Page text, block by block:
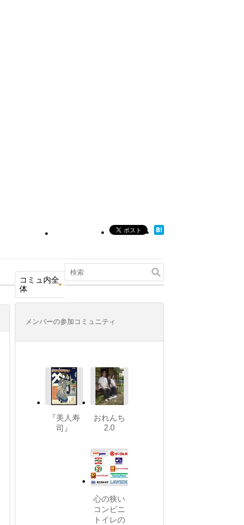
コミュ内全
体
メンバーの参加コミュニティ
『美人寿
司』
おれんち
2.0
心の狭い
コンビニ
トイレの